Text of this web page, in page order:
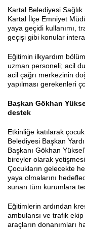
Kartal Belediyesi
Kartal İlçe Emniyet
yaya geçidi kullanımı,
geçişi gibi konular
Eğitimin ilkyardım
uzman personeli; acil
acil çağrı merkezinin
yapılması gerekenleri
Başkan Gökhan
destek
Etkinliğe katılarak
Belediyesi Başkan
Başkanı Gökhan
bireyler olarak
Çocukların gelecekte
yaya olmalarını
sunan tüm kurumlara
Eğitimlerin ardından
ambulansı ve trafik ekip
araçların donanımları